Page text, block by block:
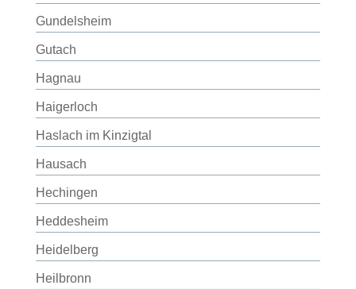
Gundelsheim
Gutach
Hagnau
Haigerloch
Haslach im Kinzigtal
Hausach
Hechingen
Heddesheim
Heidelberg
Heilbronn